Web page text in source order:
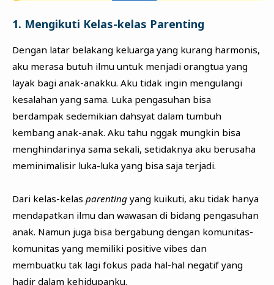
1. Mengikuti Kelas-kelas Parenting
Dengan latar belakang keluarga yang kurang harmonis,
aku merasa butuh ilmu untuk menjadi orangtua yang
layak bagi anak-anakku. Aku tidak ingin mengulangi
kesalahan yang sama. Luka pengasuhan bisa
berdampak sedemikian dahsyat dalam tumbuh
kembang anak-anak. Aku tahu nggak mungkin bisa
menghindarinya sama sekali, setidaknya aku berusaha
meminimalisir luka-luka yang bisa saja terjadi.
Dari kelas-kelas parentingyang kuikuti, aku tidak hanya
mendapatkan ilmu dan wawasan di bidang pengasuhan
anak. Namun juga bisa bergabung dengan komunitas-
komunitas yang memiliki positive vibes dan
membuatku tak lagi fokus pada hal-hal negatif yang
hadir dalam kehidupanku.